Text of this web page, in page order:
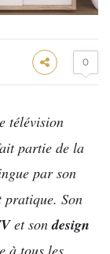
0
télévision
partie de la
par son
pratique. Son
et sondesign